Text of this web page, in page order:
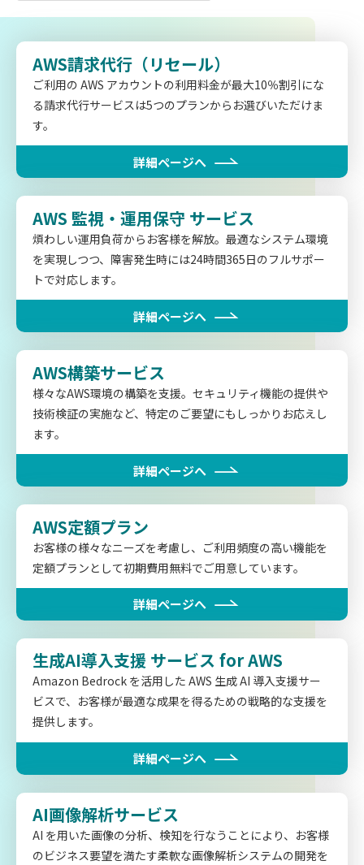
AWS請求代行 （リセール）
ご利用の AWS アカウントの利用料金が最大10％割引にな
る請求代行サービスは5つのプランからお選びいただけま
す。
詳細ページへ
AWS 監視・運用保守 サービス
煩わしい運用負荷からお客様を解放。最適なシステム環境
を実現しつつ、障害発生時には24時間365日のフルサポー
トで対応します。
詳細ページへ
AWS構築サービス
様々なAWS環境の構築を支援。セキュリティ機能の提供や
技術検証の実施など、特定のご要望にもしっかりお応えし
ます。
詳細ページへ
AWS定額プラン
お客様の様々なニーズを考慮し、ご利用頻度の高い機能を
定額プランとして初期費用無料でご用意しています。
詳細ページへ
生成AI導入支援 サービス for AWS
Amazon Bedrock を活用した AWS 生成 AI 導入支援サー
ビスで、お客様が最適な成果を得るための戦略的な支援を
提供します。
詳細ページへ
AI画像解析サービス
AI を用いた画像の分析、検知を行なうことにより、お客様
のビジネス要望を満たす柔軟な画像解析システムの開発を